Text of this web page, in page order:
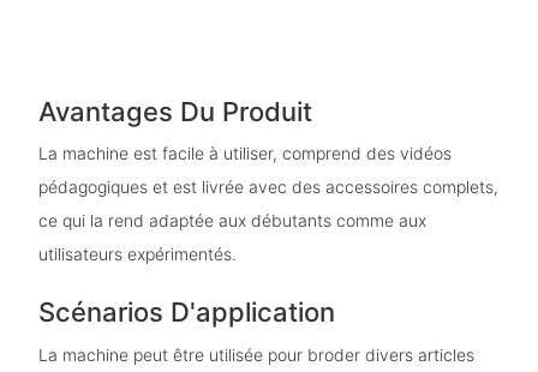
Avantages Du Produit
La machine est facile à utiliser, comprend des vidéos
pédagogiques et est livrée avec des accessoires complets,
ce qui la rend adaptée aux débutants comme aux
utilisateurs expérimentés.
Scénarios D'application
La machine peut être utilisée pour broder divers articles